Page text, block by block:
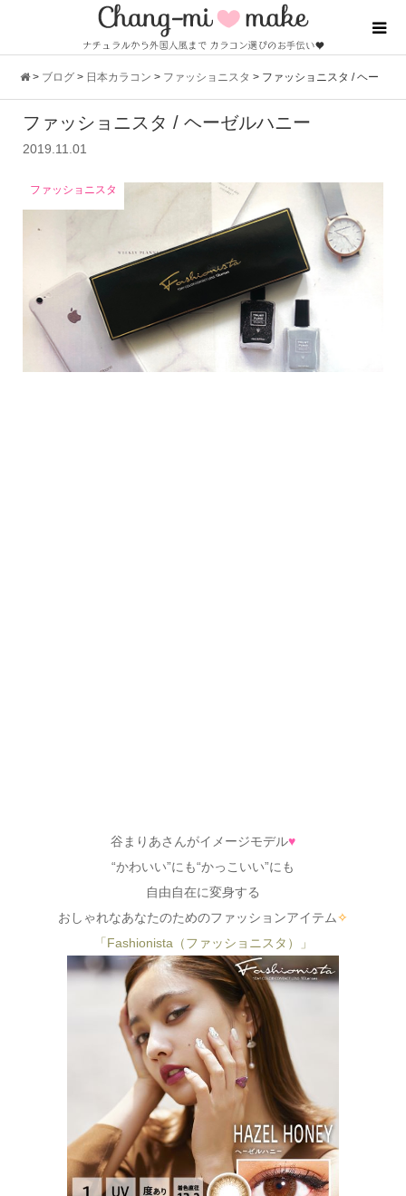
> ブログ > 日本カラコン > ファッショニスタ > ファッショニスタ / ヘー
ゼルハニー
ファッショニスタ / ヘーゼルハニー
2019.11.01
ファッショニスタ
谷まりあさんがイメージモデル♥
“かわいい”にも“かっこいい”にも
自由自在に変身する
おしゃれなあなたのためのファッションアイテム✧
「Fashionista（ファッショニスタ）」